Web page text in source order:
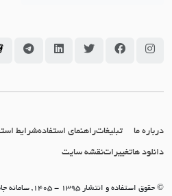
سامانه جاما در اینستاگرام
سامانه جاما در فیسبوک
سامانه جاما درسامانه جاما
درباره ما تبلیغاتراهنمای استفادهشرایط
دانلود هاتغییراتنقشه سایت
© حقوق استفاده و انتشار 1395 - 1405, سامانه جامع املاک و مشاورین املاک (سامانه جاما)